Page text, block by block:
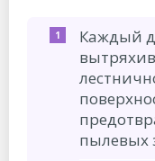
Каждый
пылевых